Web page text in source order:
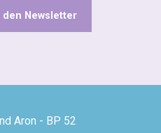
den Newsletter
Aron - BP 52